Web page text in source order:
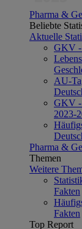
Pharma &
Beliebte
Aktuelle
GKV -
AU-
GKV -
2023-
Pharma &
Themen
Weitere
Fakten
Fakten
Top Report